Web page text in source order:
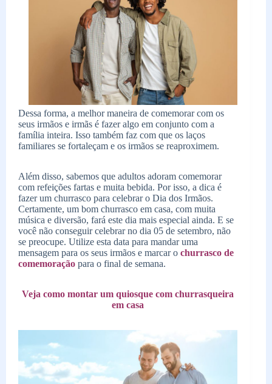
Dessa forma, a melhor maneira de comemorar com os
seus irmãos e irmãs é fazer algo em conjunto com a
família inteira. Isso também faz com que os laços
familiares se fortaleçam e os irmãos se reaproximem.
Além disso, sabemos que adultos adoram comemorar
com refeições fartas e muita bebida. Por isso, a dica é
fazer um churrasco para celebrar o Dia dos Irmãos.
Certamente, um bom churrasco em casa, com muita
música e diversão, fará este dia mais especial ainda. E se
você não conseguir celebrar no dia 05 de setembro, não
se preocupe. Utilize esta data para mandar uma
mensagem para os seus irmãos e marcar o churrasco de
comemoração para o final de semana.
Veja como montar um quiosque com churrasqueira
em casa